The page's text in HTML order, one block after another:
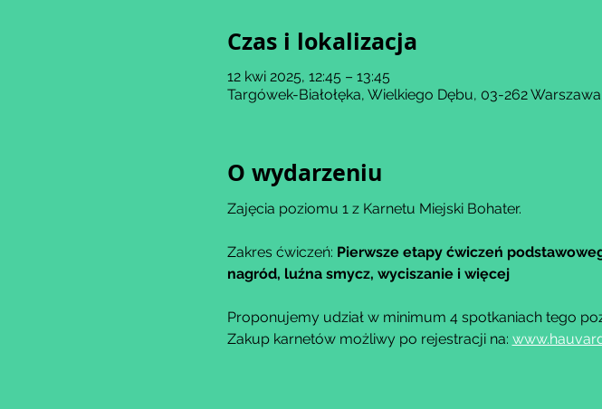
Czas i lokalizacja
12 kwi 2025, 12:45 – 13:45
Targówek-Białołęka, Wielkiego Dębu, 03-262
O wydarzeniu
Zajęcia poziomu 1 z Karnetu Miejski Bohater.
Zakres ćwiczeń: Pierwsze etapy ćwiczeń
nagród, luźna smycz, wyciszanie i więcej
Proponujemy udział w minimum 4 spotkaniach tego
Zakup karnetów możliwy po rejestracji na: